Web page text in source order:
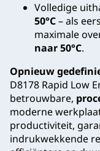
Volledige
50°C– als
maximale
naar 50°C.
Opnieuw
D8178 Rapid Low
betrouwbare,
moderne
productiviteit,
indrukwekkende